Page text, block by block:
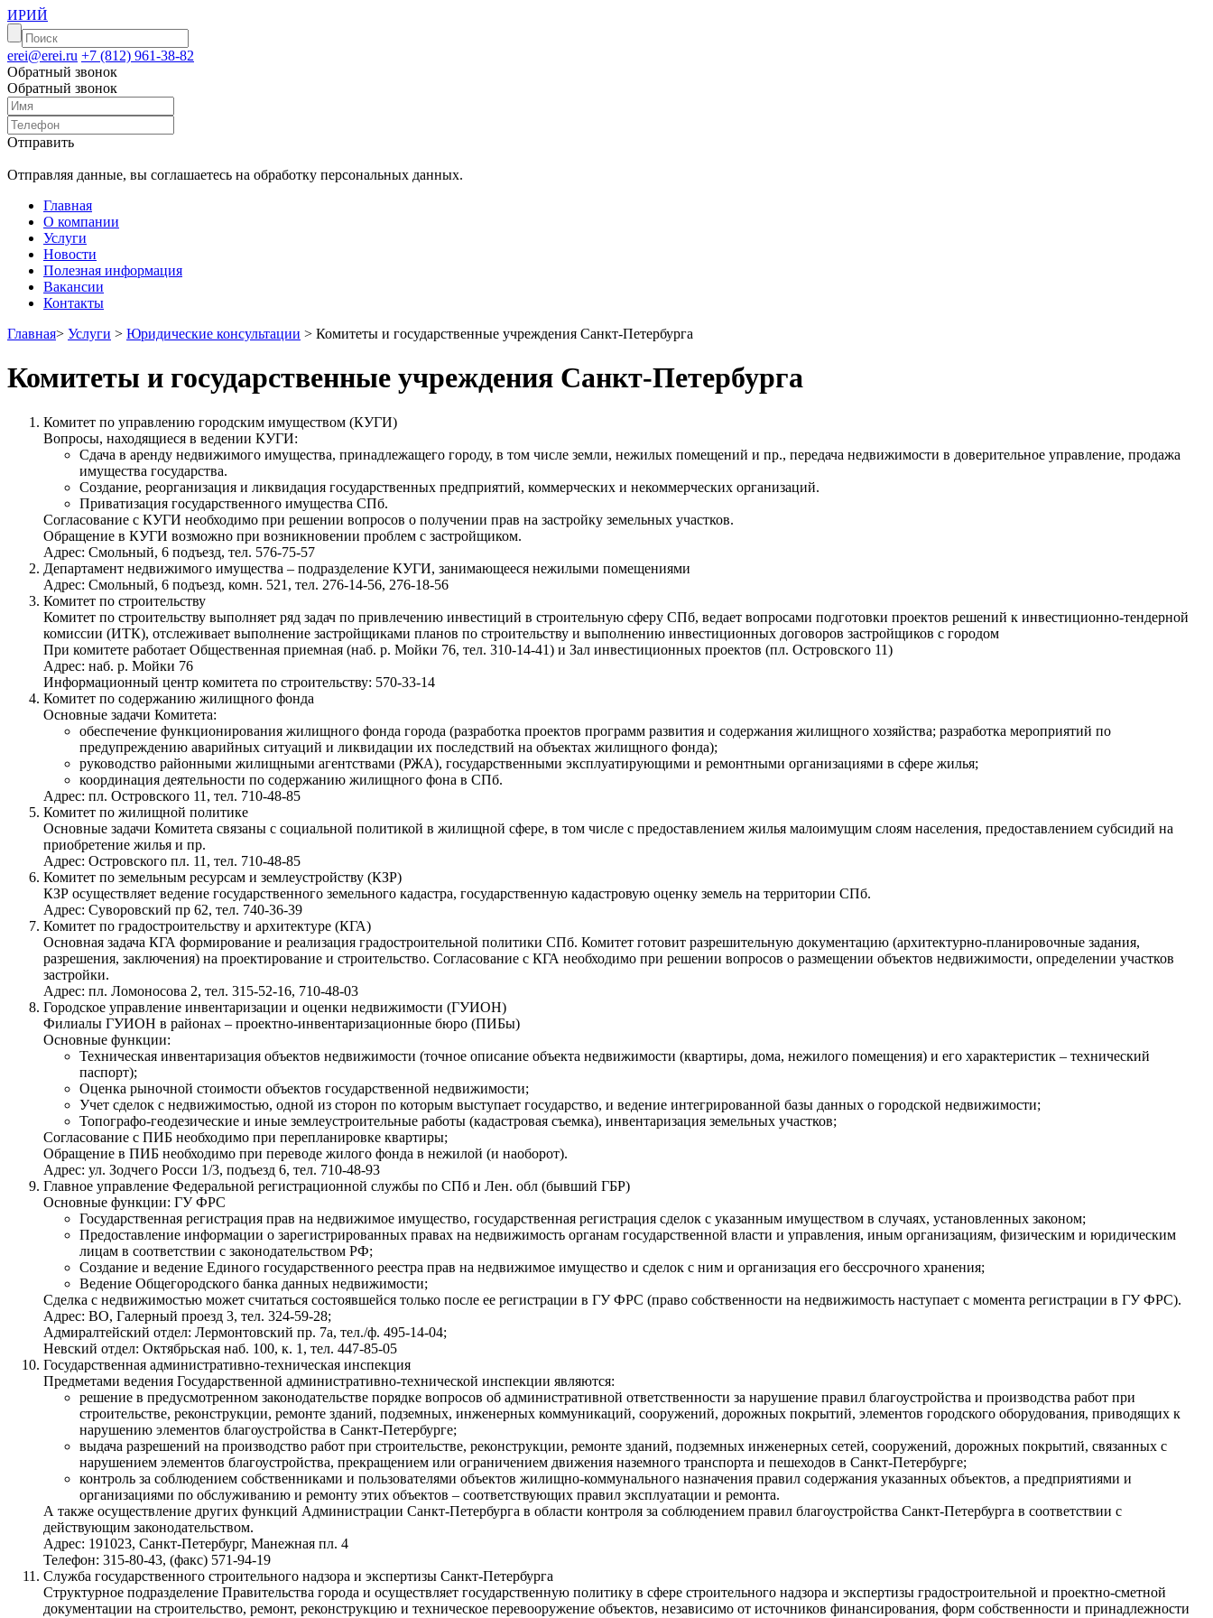
ИРИЙ
erei@erei.ru +7 (812) 961-38-82
Обратный звонок
Обратный звонок
Отправить
Отправляя данные, вы соглашаетесь на обработку персональных данных.
Главная
О компании
Услуги
Новости
Полезная информация
Вакансии
Контакты
Главная> Услуги > Юридические консультации > Комитеты и государственные учреждения Санкт-Петербурга
Комитеты и государственные учреждения Санкт-Петербурга
Комитет по управлению городским имуществом (КУГИ)
Вопросы, находящиеся в ведении КУГИ:
Сдача в аренду недвижимого имущества, принадлежащего городу, в том числе земли, нежилых помещений и пр., передача недвижимости в доверительное управление, продажа
имущества государства.
Создание, реорганизация и ликвидация государственных предприятий, коммерческих и некоммерческих организаций.
Приватизация государственного имущества СПб.
Согласование с КУГИ необходимо при решении вопросов о получении прав на застройку земельных участков.
Обращение в КУГИ возможно при возникновении проблем с застройщиком.
Адрес: Смольный, 6 подъезд, тел. 576-75-57
Департамент недвижимого имущества – подразделение КУГИ, занимающееся нежилыми помещениями
Адрес: Смольный, 6 подъезд, комн. 521, тел. 276-14-56, 276-18-56
Комитет по строительству
Комитет по строительству выполняет ряд задач по привлечению инвестиций в строительную сферу СПб, ведает вопросами подготовки проектов решений к инвестиционно-тендерной
комиссии (ИТК), отслеживает выполнение застройщиками планов по строительству и выполнению инвестиционных договоров застройщиков с городом
При комитете работает Общественная приемная (наб. р. Мойки 76, тел. 310-14-41) и Зал инвестиционных проектов (пл. Островского 11)
Адрес: наб. р. Мойки 76
Информационный центр комитета по строительству: 570-33-14
Комитет по содержанию жилищного фонда
Основные задачи Комитета:
обеспечение функционирования жилищного фонда города (разработка проектов программ развития и содержания жилищного хозяйства; разработка мероприятий по
предупреждению аварийных ситуаций и ликвидации их последствий на объектах жилищного фонда);
руководство районными жилищными агентствами (РЖА), государственными эксплуатирующими и ремонтными организациями в сфере жилья;
координация деятельности по содержанию жилищного фона в СПб.
Адрес: пл. Островского 11, тел. 710-48-85
Комитет по жилищной политике
Основные задачи Комитета связаны с социальной политикой в жилищной сфере, в том числе с предоставлением жилья малоимущим слоям населения, предоставлением субсидий на
приобретение жилья и пр.
Адрес: Островского пл. 11, тел. 710-48-85
Комитет по земельным ресурсам и землеустройству (КЗР)
КЗР осуществляет ведение государственного земельного кадастра, государственную кадастровую оценку земель на территории СПб.
Адрес: Суворовский пр 62, тел. 740-36-39
Комитет по градостроительству и архитектуре (КГА)
Основная задача КГА формирование и реализация градостроительной политики СПб. Комитет готовит разрешительную документацию (архитектурно-планировочные задания,
разрешения, заключения) на проектирование и строительство. Согласование с КГА необходимо при решении вопросов о размещении объектов недвижимости, определении участков
застройки.
Адрес: пл. Ломоносова 2, тел. 315-52-16, 710-48-03
Городское управление инвентаризации и оценки недвижимости (ГУИОН)
Филиалы ГУИОН в районах – проектно-инвентаризационные бюро (ПИБы)
Основные функции:
Техническая инвентаризация объектов недвижимости (точное описание объекта недвижимости (квартиры, дома, нежилого помещения) и его характеристик – технический
паспорт);
Оценка рыночной стоимости объектов государственной недвижимости;
Учет сделок с недвижимостью, одной из сторон по которым выступает государство, и ведение интегрированной базы данных о городской недвижимости;
Топографо-геодезические и иные землеустроительные работы (кадастровая съемка), инвентаризация земельных участков;
Согласование с ПИБ необходимо при перепланировке квартиры;
Обращение в ПИБ необходимо при переводе жилого фонда в нежилой (и наоборот).
Адрес: ул. Зодчего Росси 1/3, подъезд 6, тел. 710-48-93
Главное управление Федеральной регистрационной службы по СПб и Лен. обл (бывший ГБР)
Основные функции: ГУ ФРС
Государственная регистрация прав на недвижимое имущество, государственная регистрация сделок с указанным имуществом в случаях, установленных законом;
Предоставление информации о зарегистрированных правах на недвижимость органам государственной власти и управления, иным организациям, физическим и юридическим
лицам в соответствии с законодательством РФ;
Создание и ведение Единого государственного реестра прав на недвижимое имущество и сделок с ним и организация его бессрочного хранения;
Ведение Общегородского банка данных недвижимости;
Сделка с недвижимостью может считаться состоявшейся только после ее регистрации в ГУ ФРС (право собственности на недвижимость наступает с момента регистрации в ГУ ФРС).
Адрес: ВО, Галерный проезд 3, тел. 324-59-28;
Адмиралтейский отдел: Лермонтовский пр. 7а, тел./ф. 495-14-04;
Невский отдел: Октябрьская наб. 100, к. 1, тел. 447-85-05
Государственная административно-техническая инспекция
Предметами ведения Государственной административно-технической инспекции являются:
решение в предусмотренном законодательстве порядке вопросов об административной ответственности за нарушение правил благоустройства и производства работ при
строительстве, реконструкции, ремонте зданий, подземных, инженерных коммуникаций, сооружений, дорожных покрытий, элементов городского оборудования, приводящих к
нарушению элементов благоустройства в Санкт-Петербурге;
выдача разрешений на производство работ при строительстве, реконструкции, ремонте зданий, подземных инженерных сетей, сооружений, дорожных покрытий, связанных с
нарушением элементов благоустройства, прекращением или ограничением движения наземного транспорта и пешеходов в Санкт-Петербурге;
контроль за соблюдением собственниками и пользователями объектов жилищно-коммунального назначения правил содержания указанных объектов, а предприятиями и
организациями по обслуживанию и ремонту этих объектов – соответствующих правил эксплуатации и ремонта.
А также осуществление других функций Администрации Санкт-Петербурга в области контроля за соблюдением правил благоустройства Санкт-Петербурга в соответствии с
действующим законодательством.
Адрес: 191023, Санкт-Петербург, Манежная пл. 4
Телефон: 315-80-43, (факс) 571-94-19
Служба государственного строительного надзора и экспертизы Санкт-Петербурга
Структурное подразделение Правительства города и осуществляет государственную политику в сфере строительного надзора и экспертизы градостроительной и проектно-сметной
документации на строительство, ремонт, реконструкцию и техническое перевооружение объектов, независимо от источников финансирования, форм собственности и принадлежности